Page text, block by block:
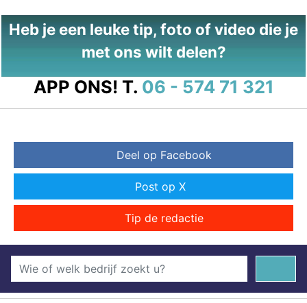
Heb je een leuke tip, foto of video die je
met ons wilt delen?
APP ONS! T. 06 - 574 71 321
Deel op Facebook
Post op X
Tip de redactie